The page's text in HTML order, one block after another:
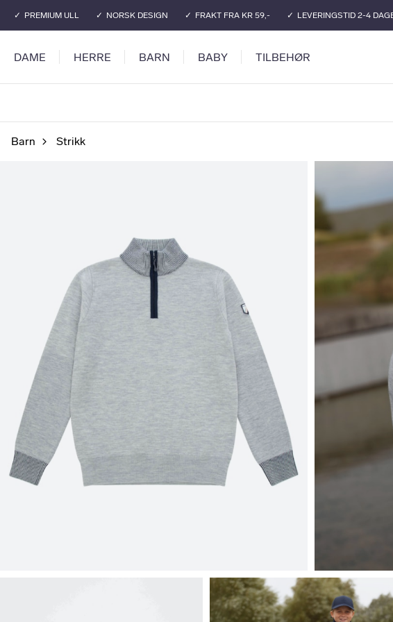
PREMIUM ULL NORSK DESIGN FRAKT FRA KR 59,- LEVERINGSTID 2-4
DAME HERRE BARN BABY TILBEHØR
Barn Strikk